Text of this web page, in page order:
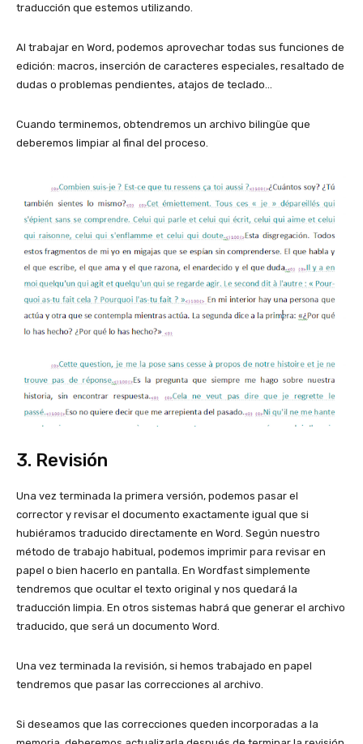
traducción que estemos utilizando.
Al trabajar en Word, podemos aprovechar todas sus funciones de
edición: macros, inserción de caracteres especiales, resaltado de
dudas o problemas pendientes, atajos de teclado…
Cuando terminemos, obtendremos un archivo bilingüe que
deberemos limpiar al final del proceso.
3. Revisión
Una vez terminada la primera versión, podemos pasar el
corrector y revisar el documento exactamente igual que si
hubiéramos traducido directamente en Word. Según nuestro
método de trabajo habitual, podemos imprimir para revisar en
papel o bien hacerlo en pantalla. En Wordfast simplemente
tendremos que ocultar el texto original y nos quedará la
traducción limpia. En otros sistemas habrá que generar el archivo
traducido, que será un documento Word.
Una vez terminada la revisión, si hemos trabajado en papel
tendremos que pasar las correcciones al archivo.
Si deseamos que las correcciones queden incorporadas a la